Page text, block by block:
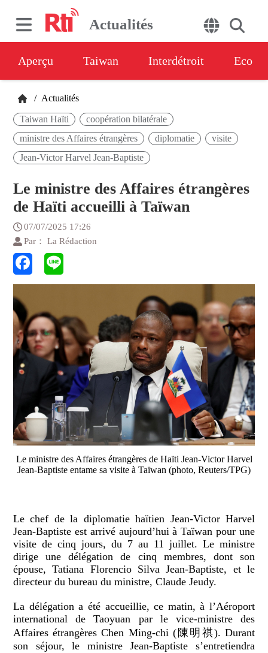
Actualités
Aperçu Taiwan Interdétroit Eco
/ Actualités
Taiwan Haïti
coopération bilatérale
ministre des Affaires étrangères
diplomatie
visite
Jean-Victor Harvel Jean-Baptiste
Le ministre des Affaires étrangères
de Haïti accueilli à Taïwan
07/07/2025 17:26
Par： La Rédaction
Le ministre des Affaires étrangères de Haïti Jean-Victor Harvel
Jean-Baptiste entame sa visite à Taïwan (photo, Reuters/TPG)
Le chef de la diplomatie haïtien Jean-Victor Harvel
Jean-Baptiste est arrivé aujourd’hui à Taïwan pour une
visite de cinq jours, du 7 au 11 juillet. Le ministre
dirige une délégation de cinq membres, dont son
épouse, Tatiana Florencio Silva Jean-Baptiste, et le
directeur du bureau du ministre, Claude Jeudy.
La délégation a été accueillie, ce matin, à l’Aéroport
international de Taoyuan par le vice-ministre des
Affaires étrangères Chen Ming-chi (陳明祺). Durant
son séjour, le ministre Jean-Baptiste s’entretiendra